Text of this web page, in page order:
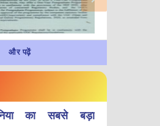
और पढ़ें
का सबसे बड़ा